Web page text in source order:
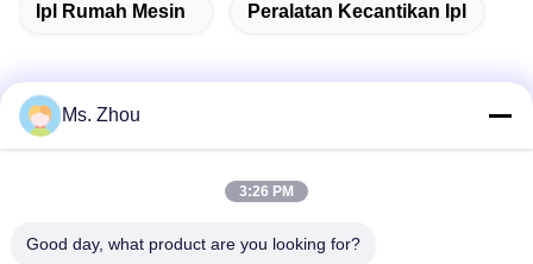
Ipl Rumah Mesin Peralatan Kecantikan Ipl
No.58 Dazhuang Road, TianGongYuan Street, Distrik
Ms. Zhou
3:26 PM
Good day, what product are you looking for?